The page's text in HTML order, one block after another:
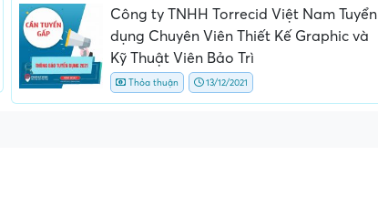
Công ty TNHH Torrecid Việt Nam Tuyển
dụng Chuyên Viên Thiết Kế Graphic và
Kỹ Thuật Viên Bảo Trì
Thỏa thuận 13/12/2021